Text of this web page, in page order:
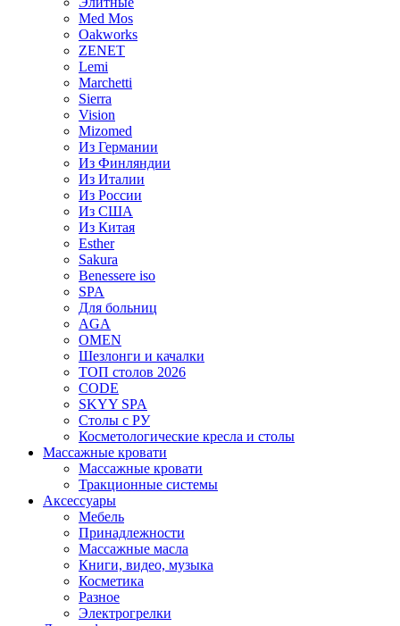
Med Mos
Oakworks
ZENET
Lemi
Marchetti
Sierra
Vision
Mizomed
Из Германии
Из Финляндии
Из Италии
Из России
Из США
Из Китая
Esther
Sakura
Benessere iso
SPA
Для больниц
AGA
OMEN
Шезлонги и качалки
ТОП столов 2026
CODE
SKYY SPA
Столы с РУ
Косметологические кресла и столы
Массажные кровати
Массажные кровати
Тракционные системы
Аксессуары
Мебель
Принадлежности
Массажные масла
Книги, видео, музыка
Косметика
Разное
Электрогрелки